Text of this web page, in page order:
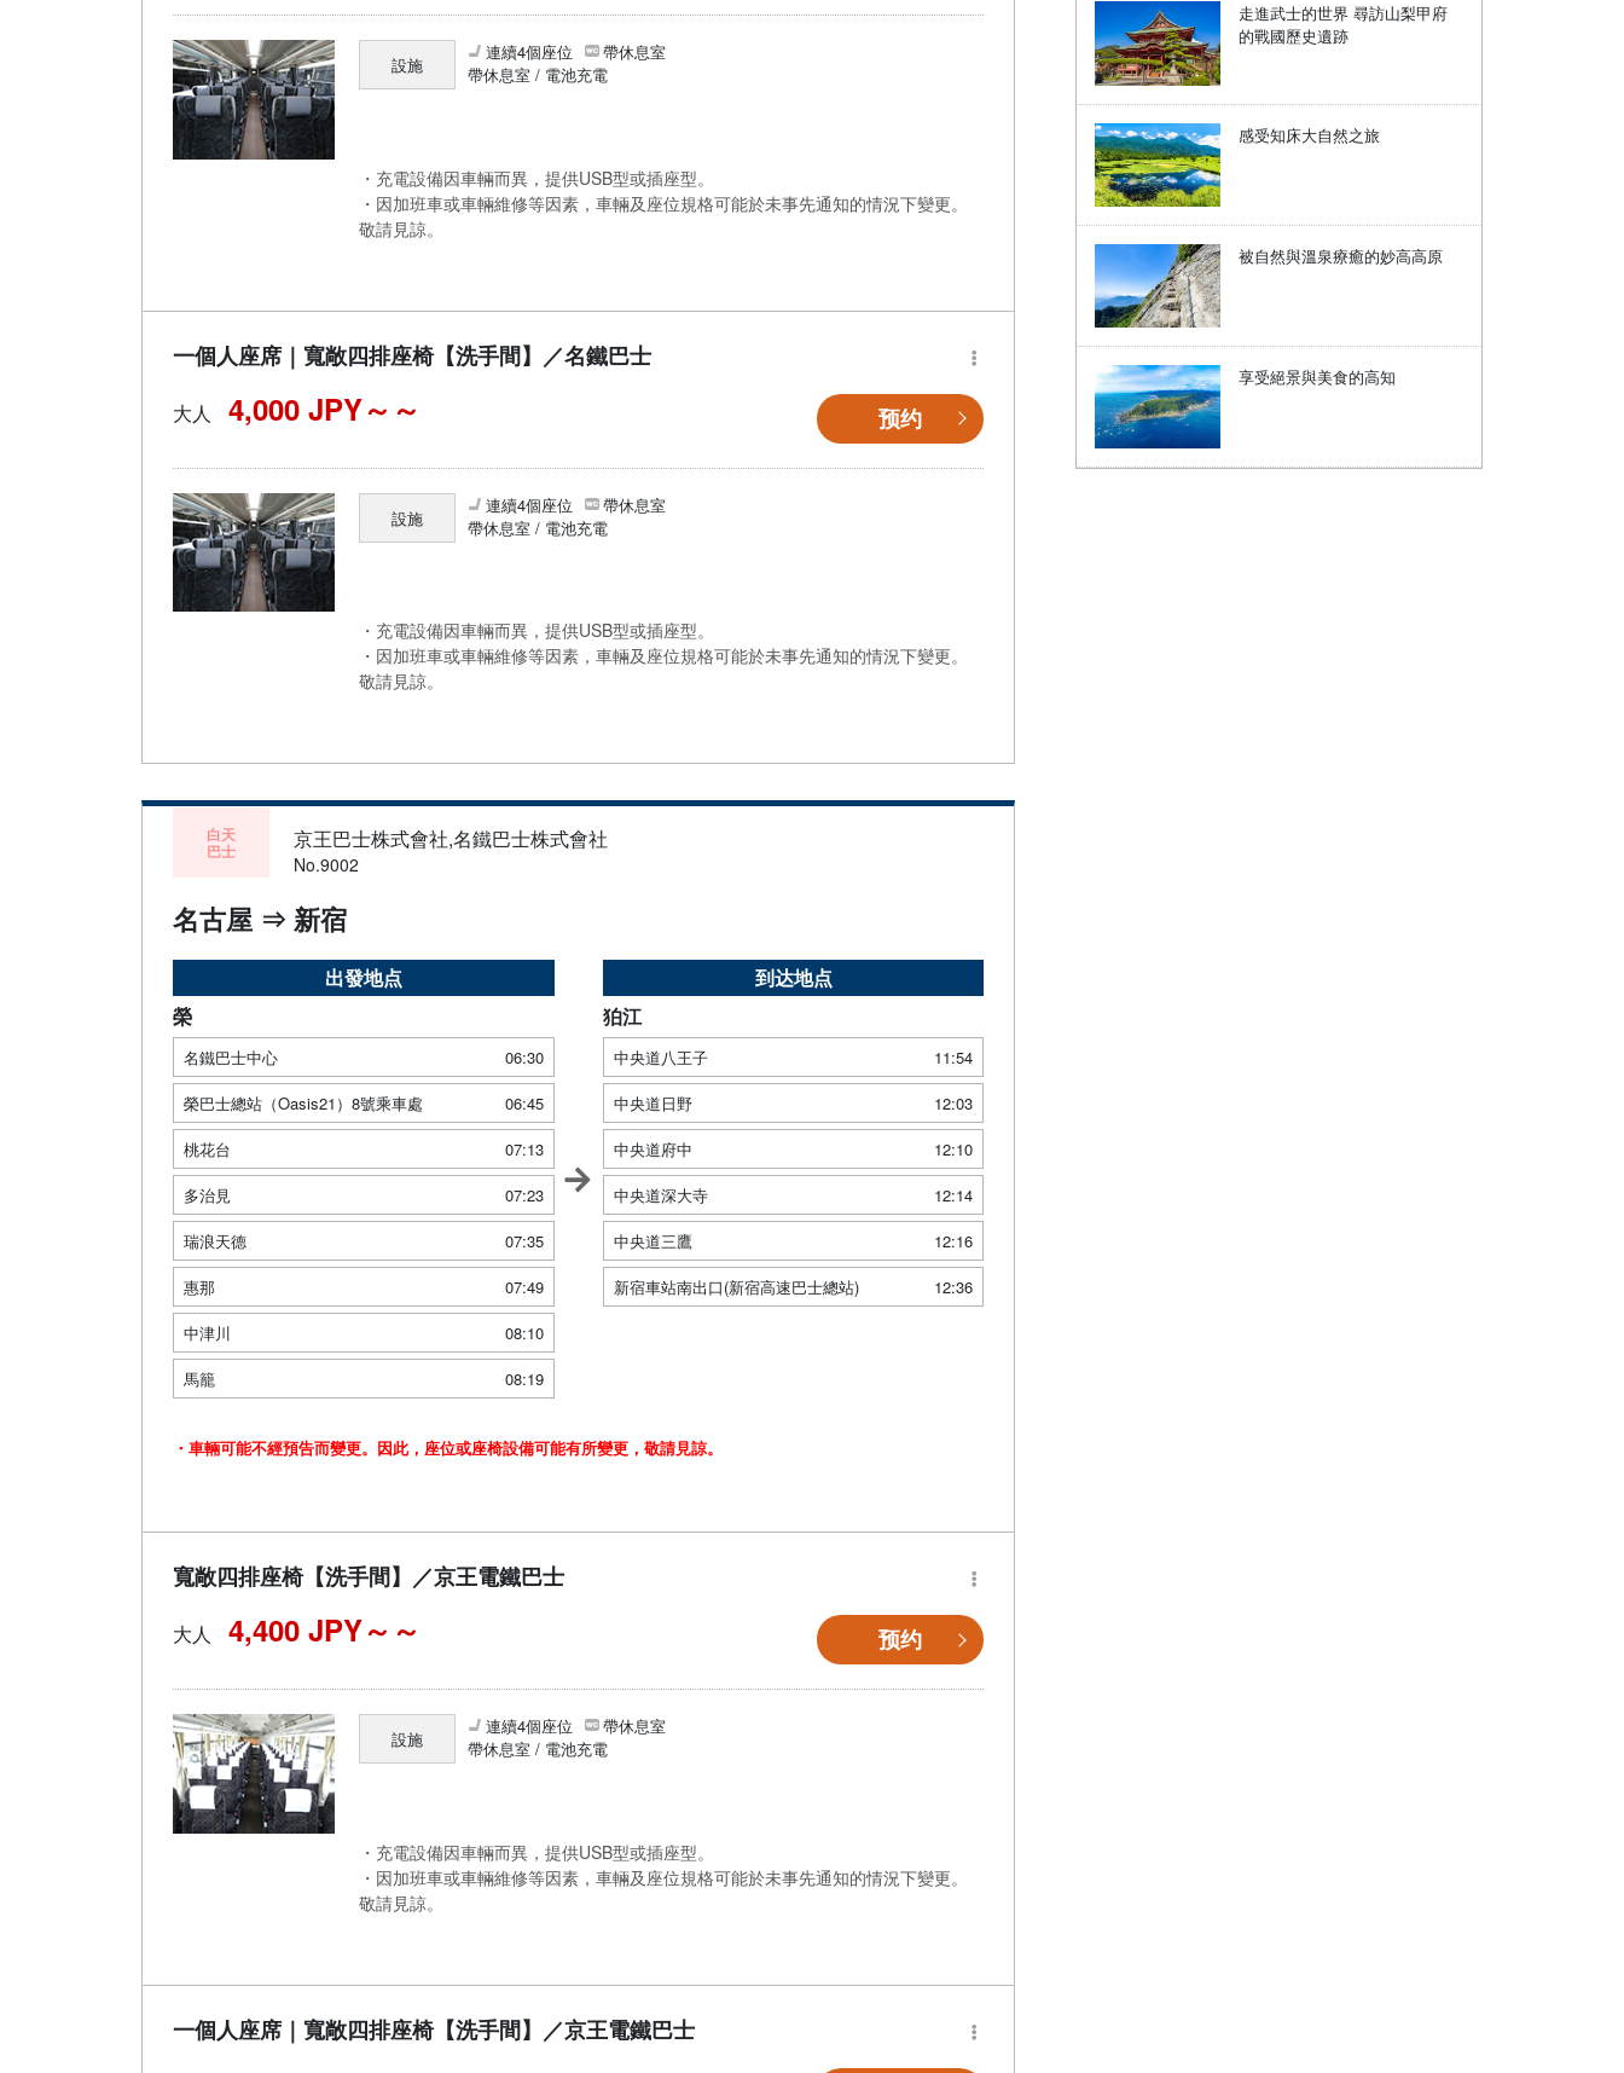
設施
連續4個座位
帶休息室
帶休息室 / 電池充電
・充電設備因車輛而異，提供USB型或插座型。
・因加班車或車輛維修等因素，車輛及座位規格可能於未事先通知的情況下變更。
敬請見諒。
一個人座席｜寬敞四排座椅【洗手間】／名鐵巴士
大人 4,000 JPY～ 预约
設施
連續4個座位
帶休息室
帶休息室 / 電池充電
・充電設備因車輛而異，提供USB型或插座型。
・因加班車或車輛維修等因素，車輛及座位規格可能於未事先通知的情況下變更。
敬請見諒。
白天
巴士 京王巴士株式會社,名鐵巴士株式會社
No.9002
名古屋 ⇒ 新宿
出發地点
榮
名鐵巴士中心
06:30
榮巴士總站（Oasis21）8號乘車處
06:45
桃花台
07:13
多治見
07:23
瑞浪天德
07:35
惠那
07:49
中津川
08:10
馬籠
08:19
到达地点
狛江
中央道八王子
11:54
中央道日野
12:03
中央道府中
12:10
中央道深大寺
12:14
中央道三鷹
12:16
新宿車站南出口(新宿高速巴士總站)
12:36
・車輛可能不經預告而變更。因此，座位或座椅設備可能有所變更，敬請見諒。
寬敞四排座椅【洗手間】／京王電鐵巴士
大人 4,400 JPY～ 预约
設施
連續4個座位
帶休息室
帶休息室 / 電池充電
・充電設備因車輛而異，提供USB型或插座型。
・因加班車或車輛維修等因素，車輛及座位規格可能於未事先通知的情況下變更。
敬請見諒。
一個人座席｜寬敞四排座椅【洗手間】／京王電鐵巴士
走進武士的世界 尋訪山梨甲府
的戰國歷史遺跡
感受知床大自然之旅
被自然與溫泉療癒的妙高高原
享受絕景與美食的高知